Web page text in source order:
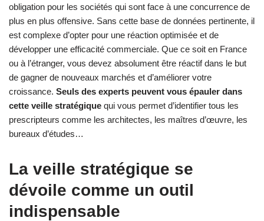
obligation pour les sociétés qui sont face à une concurrence de
plus en plus offensive. Sans cette base de données pertinente, il
est complexe d’opter pour une réaction optimisée et de
développer une efficacité commerciale. Que ce soit en France
ou à l’étranger, vous devez absolument être réactif dans le but
de gagner de nouveaux marchés et d’améliorer votre
croissance. Seuls des experts peuvent vous épauler dans
cette veille stratégique qui vous permet d’identifier tous les
prescripteurs comme les architectes, les maîtres d’œuvre, les
bureaux d’études…
La veille stratégique se
dévoile comme un outil
indispensable